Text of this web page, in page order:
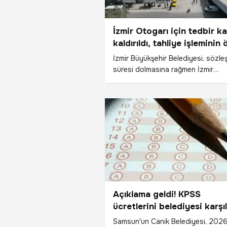
İzmir Otogarı için tedbir
kaldırıldı, tahliye işleminin
açıldı
İzmir Büyükşehir Belediyesi,
süresi dolmasına rağmen İzmir
İzmir 23’üncü Asliye Hukuk
otogarın tahliye işlemlerinin
durdurulmasına ilişkin ihtiyati
kararını Yargıtay incelemesinin
tamamlanması üzerine kaldırdı.
Büyükşehir Belediyesi tahliye
işlemlerinin ardından otogarın
işletmesini devralarak, hızlı bir
tadilat çalışmalarına başlayarak,
fiziki şartlarını iyileştirecek.
Açıklama geldi! KPSS
ücretlerini belediyesi
Samsun'un Canik Belediyesi, 2026